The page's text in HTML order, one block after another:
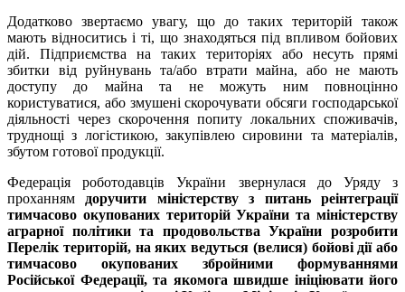
Додатково звертаємо увагу, що до таких територій також
мають відноситись і ті, що знаходяться під впливом бойових
дій. Підприємства на таких територіях або несуть прямі
збитки від руйнувань та/або втрати майна, або не мають
доступу до майна та не можуть ним повноцінно
користуватися, або змушені скорочувати обсяги господарської
діяльності через скорочення попиту локальних споживачів,
труднощі з логістикою, закупівлею сировини та матеріалів,
збутом готової продукції.
Федерація роботодавців України звернулася до Уряду з
проханням доручити міністерству з питань реінтеграції
тимчасово окупованих територій України та міністерству
аграрної політики та продовольства України розробити
Перелік територій, на яких ведуться (велися) бойові дії або
тимчасово окупованих збройними формуваннями
Російської Федерації, та якомога швидше ініціювати його